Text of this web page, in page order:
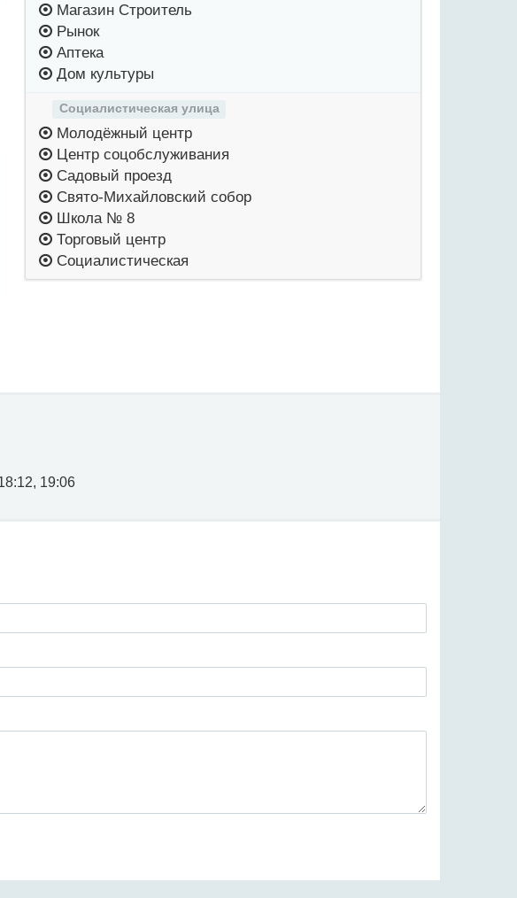
Магазин Строитель
Рынок
Аптека
Дом культуры
Социалистическая улица
Молодёжный центр
Центр соцобслуживания
Садовый проезд
Свято-Михайловский собор
Школа № 8
Торговый центр
Социалистическая
19:06